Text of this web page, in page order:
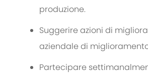
produzione.
Suggerire azioni di
aziendale di
Partecipare